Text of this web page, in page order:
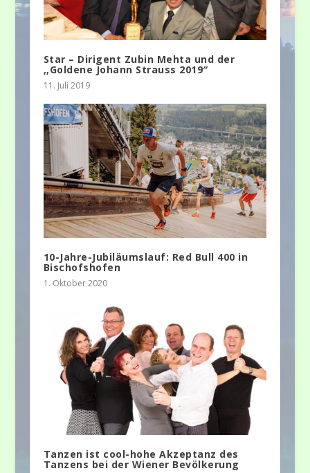
Star – Dirigent Zubin Mehta und der
,,Goldene Johann Strauss 2019″
11. Juli 2019
10-Jahre-Jubiläumslauf: Red Bull 400 in
Bischofshofen
1. Oktober 2020
Tanzen ist cool-hohe Akzeptanz des
Tanzens bei der Wiener Bevölkerung